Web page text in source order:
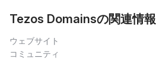
Tezos Domainsの関連情報
ウェブサイト
コミュニティ